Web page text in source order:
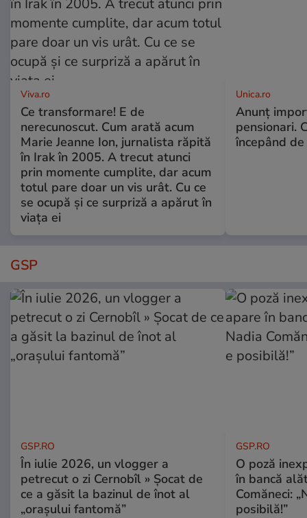
Viva.ro
Ce transformare! E de
nerecunoscut. Cum arată acum
Marie Jeanne Ion, jurnalista răpită
în Irak în 2005. A trecut atunci
prin momente cumplite, dar acum
totul pare doar un vis urât. Cu ce
se ocupă și ce surpriză a apărut în
viața ei
Unica.ro
Anunț
pensionari.
începând
GSP
GSP.RO
În iulie 2026, un vlogger a
petrecut o zi Cernobîl » Șocat de
ce a găsit la bazinul de înot al
„orașului fantomă”
GSP.RO
O poză
în bancă
Comăneci:
posibilă!”